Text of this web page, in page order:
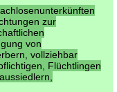
zur
von
vollziehbar
Flüchtlingen